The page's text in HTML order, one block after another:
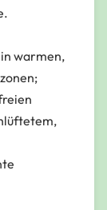
warmen,